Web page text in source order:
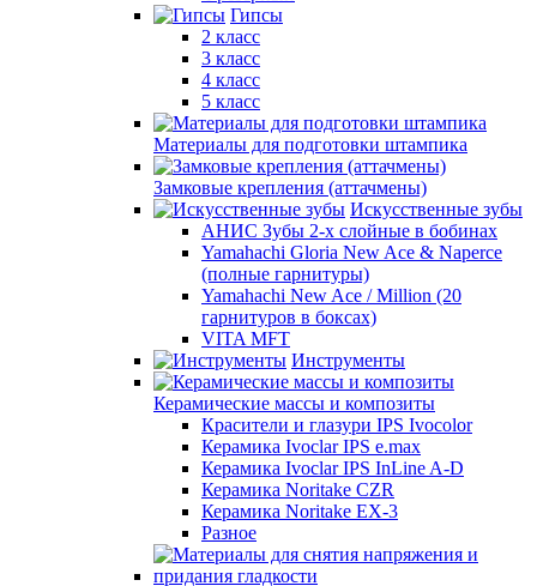
Гипсы
2 класс
3 класс
4 класс
5 класс
Материалы для подготовки штампика
Замковые крепления (аттачмены)
Искусственные зубы
АНИС Зубы 2-х слойные в бобинах
Yamahachi Gloria New Ace & Naperce
(полные гарнитуры)
Yamahachi New Ace / Million (20
гарнитуров в боксах)
VITA MFT
Инструменты
Керамические массы и композиты
Красители и глазури IPS Ivocolor
Керамика Ivoclar IPS e.max
Керамика Ivoclar IPS InLine A-D
Керамика Noritake CZR
Керамика Noritake EX-3
Разное